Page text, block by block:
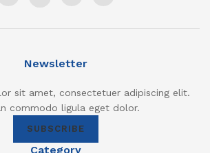
Newsletter
sit amet, consectetuer adipiscing elit.
commodo ligula eget dolor.
SUBSCRIBE
Category